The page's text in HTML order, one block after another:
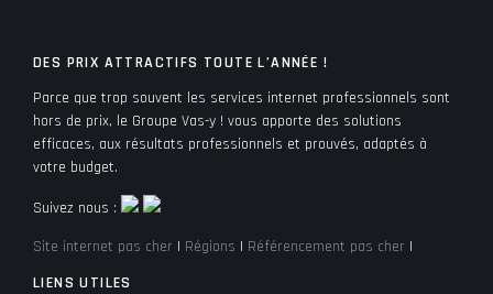
DES PRIX ATTRACTIFS TOUTE L’ANNÉE !
Parce que trop souvent les services internet professionnels sont
hors de prix, le Groupe Vas-y ! vous apporte des solutions
efficaces, aux résultats professionnels et prouvés, adaptés à
votre budget.
Suivez nous :
Site internet pas cher | Régions | Référencement pas cher |
LIENS UTILES